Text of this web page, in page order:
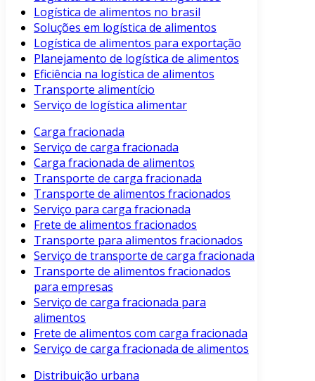
Logística de alimentos no brasil
Soluções em logística de alimentos
Logística de alimentos para exportação
Planejamento de logística de alimentos
Eficiência na logística de alimentos
Transporte alimentício
Serviço de logística alimentar
Carga fracionada
Serviço de carga fracionada
Carga fracionada de alimentos
Transporte de carga fracionada
Transporte de alimentos fracionados
Serviço para carga fracionada
Frete de alimentos fracionados
Transporte para alimentos fracionados
Serviço de transporte de carga fracionada
Transporte de alimentos fracionados
para empresas
Serviço de carga fracionada para
alimentos
Frete de alimentos com carga fracionada
Serviço de carga fracionada de alimentos
Distribuição urbana